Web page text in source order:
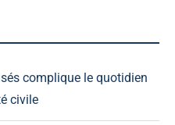
complique le quotidien
civile